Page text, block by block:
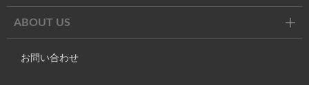
ABOUT US
お問い合わせ